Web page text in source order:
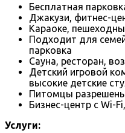
Бесплатная
Джакузи, фитнес-
Караоке,
Подходит для
парковка
Сауна, ресторан,
Детский игровой
высокие детские
Питомцы
Бизнес-центр с Wi-
Услуги: